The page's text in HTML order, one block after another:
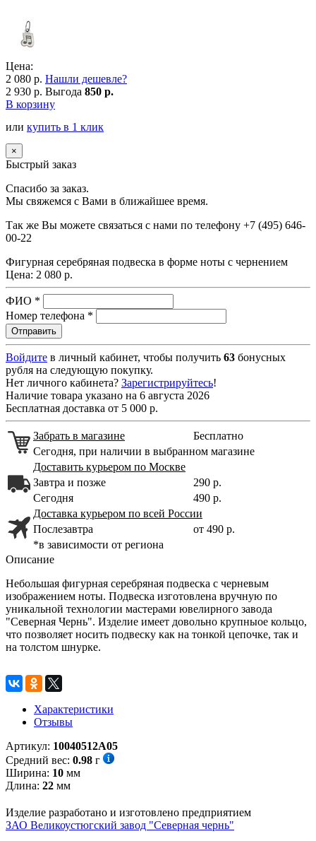
Цена:
2 080 р. Нашли дешевле?
2 930 р. Выгода 850 р.
В корзину
или купить в 1 клик
×
Быстрый заказ
Спасибо за заказ.
Мы свяжемся с Вами в ближайшее время.
Так же Вы можете связаться с нами по телефону +7 (495) 646-
00-22
Фигурная серебряная подвеска в форме ноты с чернением
Цена: 2 080 р.
ФИО *
Номер телефона *
Войдите в личный кабинет, чтобы получить 63 бонусных
рубля на следующую покупку.
Нет личного кабинета? Зарегистрируйтесь!
Наличие товара указано на 6 августа 2026
Бесплатная доставка от 5 000 р.
Забрать в магазине
Бесплатно
Сегодня, при наличии в выбранном магазине
Доставить курьером по Москве
Завтра и позже
290 р.
Сегодня
490 р.
Доставка курьером по всей России
Послезавтра
от 490 р.
*в зависимости от региона
Описание
Небольшая фигурная серебряная подвеска с черневым
изображением ноты. Подвеска изготовлена вручную по
уникальной технологии мастерами ювелирного завода
"Северная Чернь". Изделие имеет довольно крупныое кольцо,
что позволяет носить подвеску как на тонкой цепочке, так и
на толстом шнурке.
Характеристики
Отзывы
Артикул: 10040512А05
Средний вес: 0.98 г
Ширина: 10 мм
Длина: 22 мм
Изделие разработано и изготовлено предприятием
ЗАО Великоустюгский завод "Северная чернь"